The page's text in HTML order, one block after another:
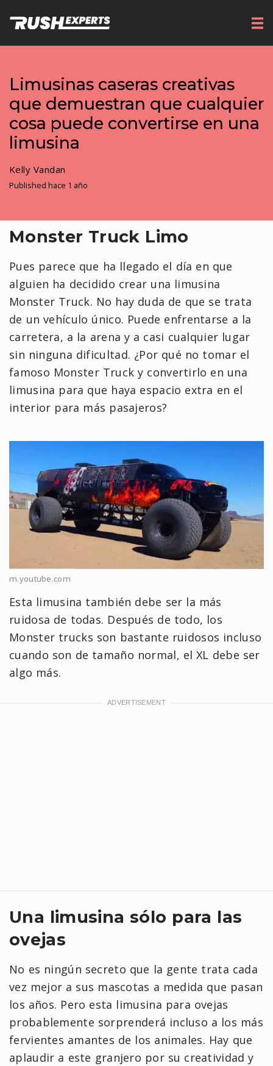
Limusinas caseras creativas
que demuestran que cualquier
cosa puede convertirse en una
limusina
Kelly Vandan
Published hace 1 año
Monster Truck Limo
Pues parece que ha llegado el día en que
alguien ha decidido crear una limusina
Monster Truck. No hay duda de que se trata
de un vehículo único. Puede enfrentarse a la
carretera, a la arena y a casi cualquier lugar
sin ninguna dificultad. ¿Por qué no tomar el
famoso Monster Truck y convertirlo en una
limusina para que haya espacio extra en el
interior para más pasajeros?
m.youtube.com
Esta limusina también debe ser la más
ruidosa de todas. Después de todo, los
Monster trucks son bastante ruidosos incluso
cuando son de tamaño normal, el XL debe ser
algo más.
Una limusina sólo para las
ovejas
No es ningún secreto que la gente trata cada
vez mejor a sus mascotas a medida que pasan
los años. Pero esta limusina para ovejas
probablemente sorprenderá incluso a los más
fervientes amantes de los animales. Hay que
aplaudir a este granjero por su creatividad y